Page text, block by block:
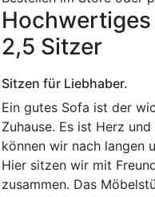
2,5 Sitzer
Sitzen für Liebhaber.
Ein gutes Sofa ist der
Zuhause. Es ist Herz
können wir nach langen
Hier sitzen wir mit
zusammen. Das